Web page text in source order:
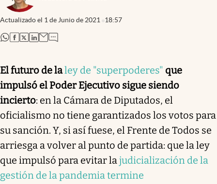
Actualizado el 1 de Junio de 2021 18:57
abre en nueva pestaña
abre en nueva pestaña
abre en nueva pestaña
abre en nueva pestaña
El futuro de laley de "superpoderes" que
impulsó el Poder Ejecutivo sigue siendo
incierto: en la Cámara de Diputados, el
oficialismo no tiene garantizados los votos para
su sanción. Y, si así fuese, el Frente de Todos se
arriesga a volver al punto de partida: que la ley
que impulsó para evitar lajudicialización de la
gestión de la pandemia termine